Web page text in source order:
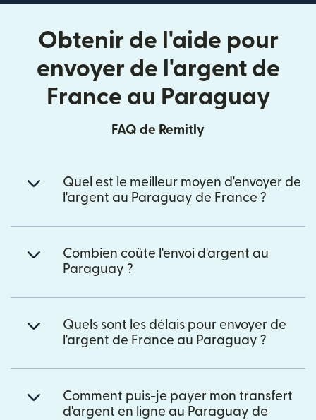
Obtenir de l'aide pour
envoyer de l'argent de
France au Paraguay
FAQ de Remitly
Quel est le meilleur moyen d'envoyer de
l'argent au Paraguay de France ?
Combien coûte l'envoi d'argent au
Paraguay ?
Quels sont les délais pour envoyer de
l'argent de France au Paraguay ?
Comment puis-je payer mon transfert
d'argent en ligne au Paraguay de